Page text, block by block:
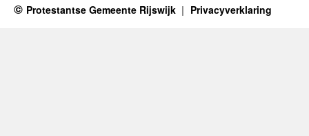
Protestantse Gemeente Rijswijk Privacyverklaring